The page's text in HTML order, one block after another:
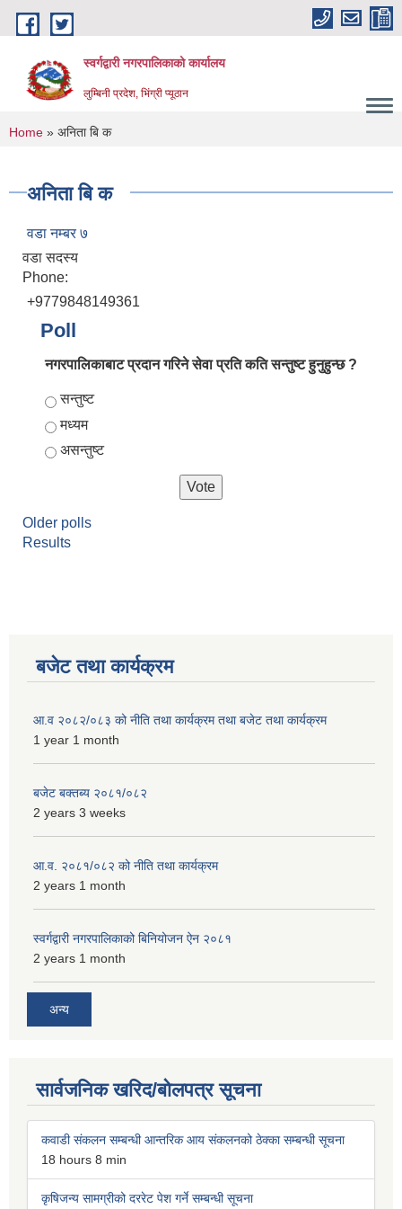
Skip to main content
स्वर्गद्वारी नगरपालिकाको कार्यालय
लुम्बिनी प्रदेश, भिंग्री प्यूठान
You are here
Home » अनिता बि क
अनिता बि क
वडा नम्बर ७
वडा सदस्य
Phone:
+9779848149361
Poll
नगरपालिकाबाट प्रदान गरिने सेवा प्रति कति सन्तुष्ट हुनुहुन्छ ?
Choices
सन्तुष्ट
मध्यम
असन्तुष्ट
Older polls
Results
बजेट तथा कार्यक्रम
आ.व २०८२/०८३ को नीति तथा कार्यक्रम तथा बजेट तथा कार्यक्रम
1 year 1 month
बजेट बक्तब्य २०८१/०८२
2 years 3 weeks
आ.व. २०८१/०८२ को नीति तथा कार्यक्रम
2 years 1 month
स्वर्गद्वारी नगरपालिकाको बिनियोजन ऐन २०८१
2 years 1 month
अन्य
सार्वजनिक खरिद/बोलपत्र सूचना
कवाडी संकलन सम्बन्धी आन्तरिक आय संकलनको ठेक्का सम्बन्धी सूचना
18 hours 8 min
कृषिजन्य सामग्रीको दररेट पेश गर्ने सम्बन्धी सूचना